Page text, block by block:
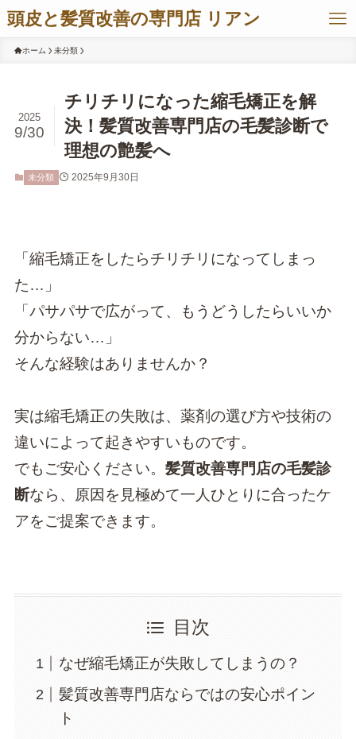
頭皮と髪質改善の専門店 リアン
ホーム 未分類
チリチリになった縮毛矯正を解
決！髪質改善専門店の毛髪診断で
理想の艶髪へ
2025
9/30
未分類 2025年9月30日
「縮毛矯正をしたらチリチリになってしまっ
た…」
「パサパサで広がって、もうどうしたらいいか
分からない…」
そんな経験はありませんか？
実は縮毛矯正の失敗は、薬剤の選び方や技術の
違いによって起きやすいものです。
でもご安心ください。 髪質改善専門店の毛髪診
断なら、原因を見極めて一人ひとりに合ったケ
アをご提案できます。
目次
なぜ縮毛矯正が失敗してしまうの？
髪質改善専門店ならではの安心ポイン
ト